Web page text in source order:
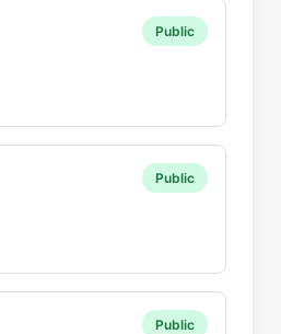
Public
Public
Public